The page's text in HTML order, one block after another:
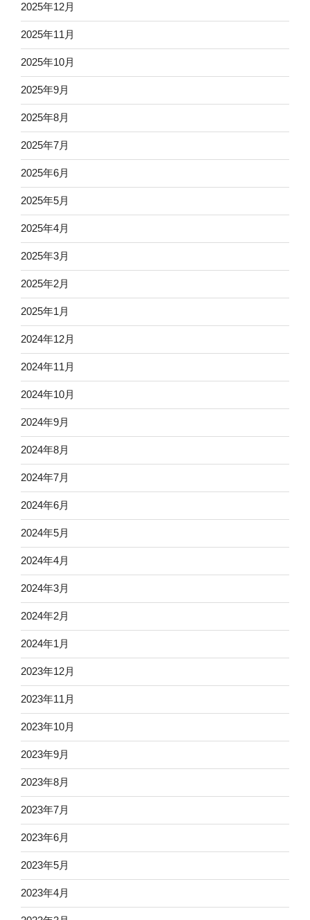
2025年12月
2025年11月
2025年10月
2025年9月
2025年8月
2025年7月
2025年6月
2025年5月
2025年4月
2025年3月
2025年2月
2025年1月
2024年12月
2024年11月
2024年10月
2024年9月
2024年8月
2024年7月
2024年6月
2024年5月
2024年4月
2024年3月
2024年2月
2024年1月
2023年12月
2023年11月
2023年10月
2023年9月
2023年8月
2023年7月
2023年6月
2023年5月
2023年4月